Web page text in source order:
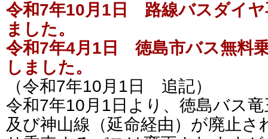
令和7年10月1日 路線バスダイヤ
ました。
令和7年4月1日 徳島市バス無料
しました。
（令和7年10月1日 追記）
令和7年10月1日より、徳島バス
及び神山線（延命経由）が廃止